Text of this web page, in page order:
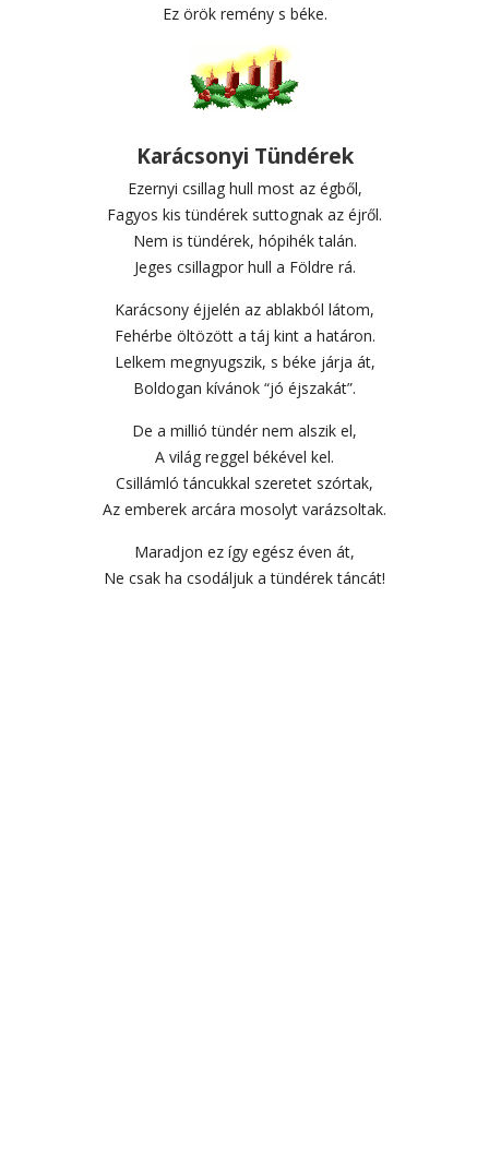
Ez örök remény s béke.
Karácsonyi Tündérek
Ezernyi csillag hull most az égből,
Fagyos kis tündérek suttognak az éjről.
Nem is tündérek, hópihék talán.
Jeges csillagpor hull a Földre rá.
Karácsony éjjelén az ablakból látom,
Fehérbe öltözött a táj kint a határon.
Lelkem megnyugszik, s béke járja át,
Boldogan kívánok “jó éjszakát”.
De a millió tündér nem alszik el,
A világ reggel békével kel.
Csillámló táncukkal szeretet szórtak,
Az emberek arcára mosolyt varázsoltak.
Maradjon ez így egész éven át,
Ne csak ha csodáljuk a tündérek táncát!